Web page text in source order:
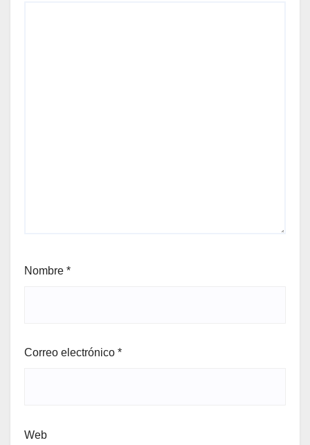
Nombre *
Correo electrónico *
Web